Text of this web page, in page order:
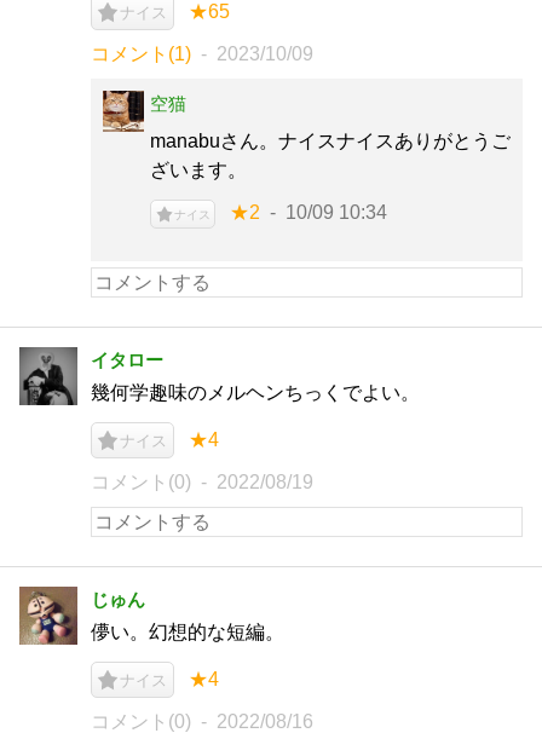
ナイス ★65
コメント(1) 2023/10/09
空猫
manabuさん。ナイスナイスありがとうご
ざいます。
ナイス ★2 10/09 10:34
イタロー
幾何学趣味のメルヘンちっくでよい。
ナイス ★4
コメント(0) 2022/08/19
じゅん
儚い。幻想的な短編。
ナイス ★4
コメント(0) 2022/08/16